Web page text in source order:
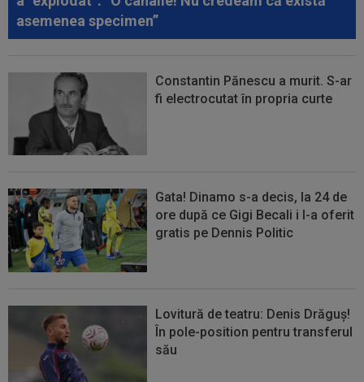
asemenea specimen”
Constantin Pănescu a murit. S-ar
fi electrocutat în propria curte
Gata! Dinamo s-a decis, la 24 de
ore după ce Gigi Becali i l-a oferit
gratis pe Dennis Politic
Lovitură de teatru: Denis Drăguș!
În pole-position pentru transferul
său